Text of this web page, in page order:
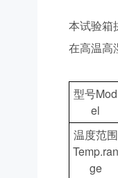
本试验箱
在高温高
型号Mod
el
温度范围
Temp.ran
ge